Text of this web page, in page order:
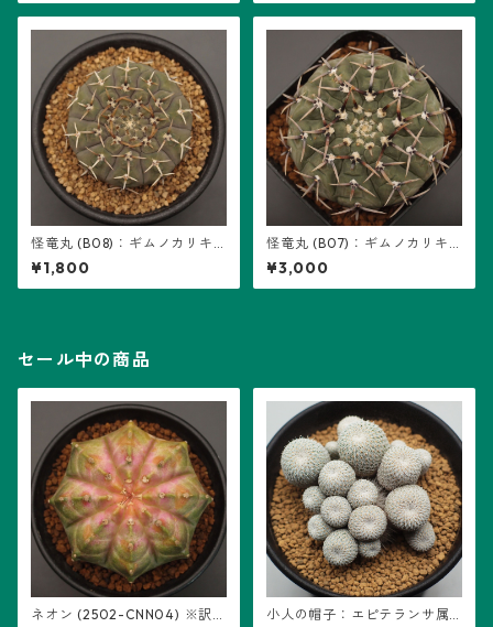
怪竜丸 (B08)：ギムノカリキ
ウム属 ※実生
¥1,800
怪竜丸 (B07)：ギムノカリキ
ウム属 ※実生
¥3,000
セール中の商品
ネオン (2502-CNN04) ※訳あ
小人の帽子：エピテランサ属